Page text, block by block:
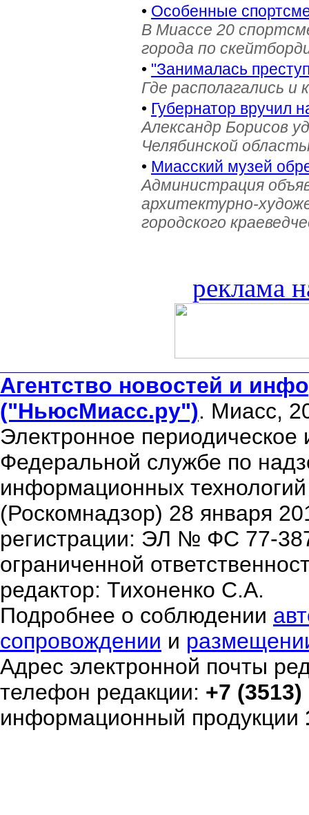
• Особенные
В Миассе 20
города по
• "Занималась
Где располагались и
• Губернатор вручил
Александр Борисов
Челябинской
• Миасский музей
Администрация
архитектурно-
городского
реклама
Агентство новостей и
("НьюсМиасс.ру"). Миасс,
Электронное периодическое
Федеральной службе по
информационных
(Роскомнадзор) 28 января
регистрации: ЭЛ № ФС 77-
ограниченной
редактор: Тихоненко С.А.
Подробнее о соблюдении
сопровождении и
Адрес электронной почты
телефон редакции: +7
информационный продукции